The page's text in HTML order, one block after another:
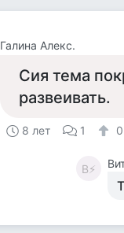
Галина Алекс.
Сия тема
развеивать.
8 лет 1 0
В⚡